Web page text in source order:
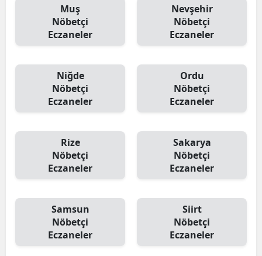
Muş
Nöbetçi
Eczaneler
Nevşehir
Nöbetçi
Eczaneler
Niğde
Nöbetçi
Eczaneler
Ordu
Nöbetçi
Eczaneler
Rize
Nöbetçi
Eczaneler
Sakarya
Nöbetçi
Eczaneler
Samsun
Nöbetçi
Eczaneler
Siirt
Nöbetçi
Eczaneler